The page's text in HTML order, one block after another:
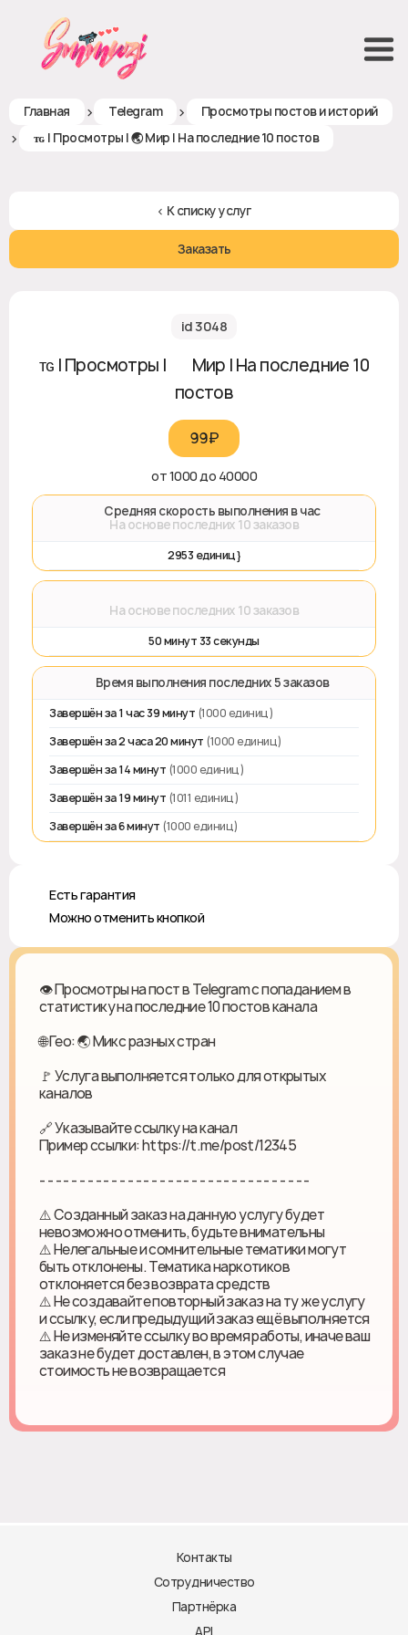
Главная > Telegram > Просмотры постов и историй
> ᴛɢ | Просмотры | 🌏 Мир | На последние 10 постов
< К списку услуг
Заказать
id 3048
ᴛɢ | Просмотры | 🌏 Мир | На последние 10
постов
99₽‎
от 1000 до 40000
🚀 Средняя скорость выполнения в час
На основе последних 10 заказов
2953 единиц}
На основе последних 10 заказов
50 минут 33 секунды
⏱️ Время выполнения последних 5 заказов
Завершён за 1 час 39 минут (1000 единиц)
Завершён за 2 часа 20 минут (1000 единиц)
Завершён за 14 минут (1000 единиц)
Завершён за 19 минут (1011 единиц)
Завершён за 6 минут (1000 единиц)
♻️ Есть гарантия
❎ Можно отменить кнопкой
👁️ Просмотры на пост в Telegram с попаданием в
статистику на последние 10 постов канала
🌐 Гео: 🌏 Микс разных стран
🚩 Услуга выполняется только для открытых
каналов
🔗 Указывайте ссылку на канал
Пример ссылки: https://t.me/post/12345
- - - - - - - - - - - - - - - - - - - - - - - - - - - - - - - - - -
⚠️ Созданный заказ на данную услугу будет
невозможно отменить, будьте внимательны
⚠️ Нелегальные и сомнительные тематики могут
быть отклонены. Тематика наркотиков
отклоняется без возврата средств
⚠️ Не создавайте повторный заказ на ту же услугу
и ссылку, если предыдущий заказ ещё выполняется
⚠️ Не изменяйте ссылку во время работы, иначе ваш
заказ не будет доставлен, в этом случае
стоимость не возвращается
Контакты
Сотрудничество
Партнёрка
API